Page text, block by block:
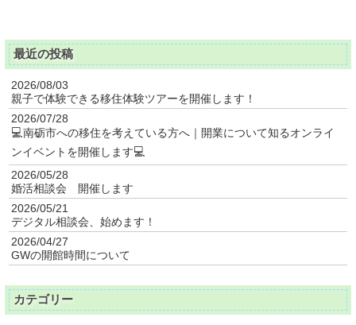
最近の投稿
2026/08/03
親子で体験できる移住体験ツアーを開催します！
2026/07/28
💻南砺市への移住を考えている方へ｜開業について知るオンライ
ンイベントを開催します💻
2026/05/28
婚活相談会 開催します
2026/05/21
デジタル相談会、始めます！
2026/04/27
GWの開館時間について
カテゴリー